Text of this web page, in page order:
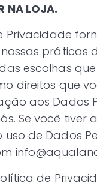
NA LOJA.
Privacidade
práticas
escolhas
direitos que
aos Dados
Se você tiver
de Dados
de